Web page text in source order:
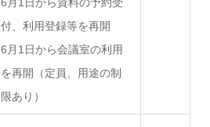
付、利用登録等を再開
6月1日から会議室の利用
を再開（定員、用途の制
限あり）